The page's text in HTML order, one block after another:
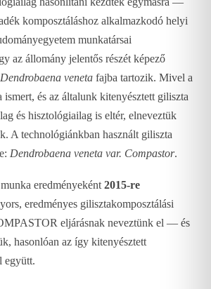
komposztáláshoz alkalmazkodó helyi
munkatársai
az állomány jelentős részét képező
Dendrobaena veneta fajba tartozik. Mivel a
ismert, és az általunk kitenyésztett giliszta
és hisztológiailag is eltér, elneveztük
A technológiánkban használt giliszta
Dendrobaena veneta var. Compastor.
eredményeként 2015-re
eredményes gilisztakomposztálási
eljárásnak neveztünk el — és
hasonlóan az így kitenyésztett
együtt.